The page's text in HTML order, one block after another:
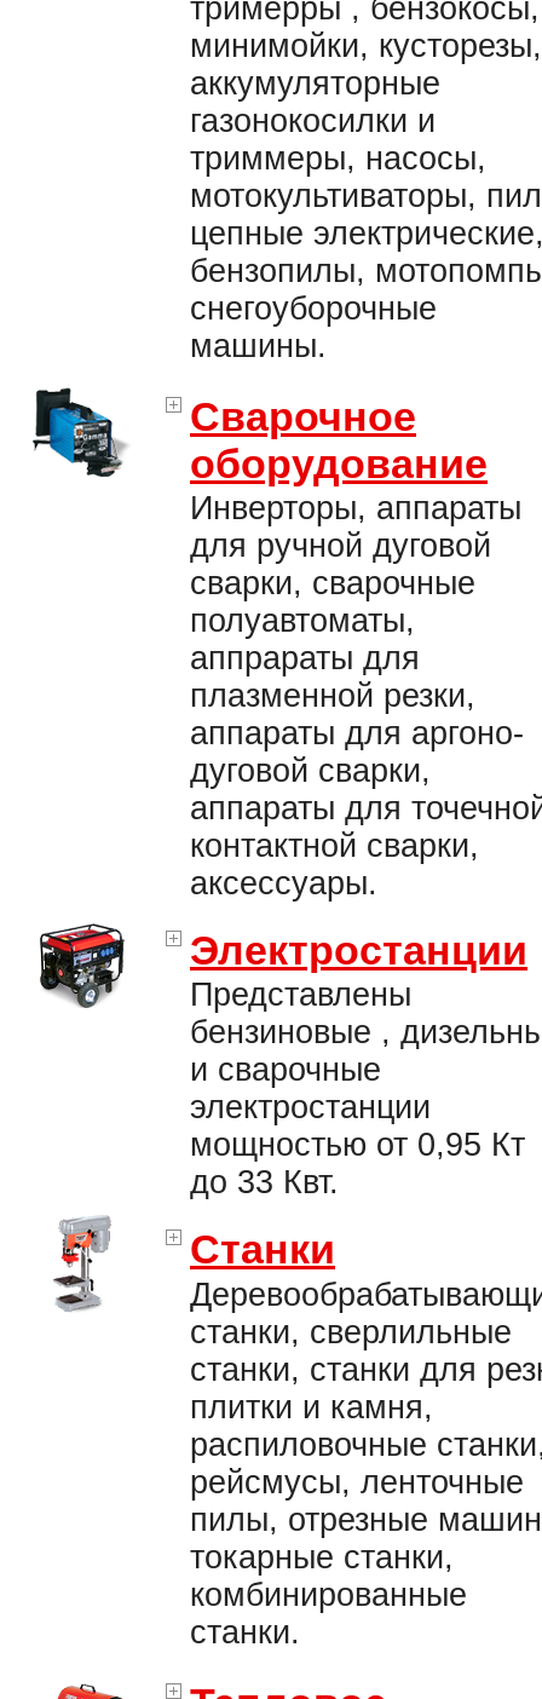
тримерры , бензокосы,
минимойки, кусторезы,
аккумуляторные
газонокосилки и
триммеры, насосы,
мотокультиваторы,
цепные
бензопилы,
снегоуборочные
машины.
Сварочное
оборудование
Инверторы, аппараты
для ручной дуговой
сварки, сварочные
полуавтоматы,
аппрараты для
плазменной резки,
аппараты для аргоно-
дуговой сварки,
аппараты для
контактной сварки,
аксессуары.
Электростанции
Представлены
бензиновые ,
и сварочные
электростанции
мощностью от 0,95 Кт
до 33 Квт.
Станки
станки, сверлильные
станки, станки для
плитки и камня,
распиловочные
рейсмусы, ленточные
пилы, отрезные
токарные станки,
комбинированные
станки.